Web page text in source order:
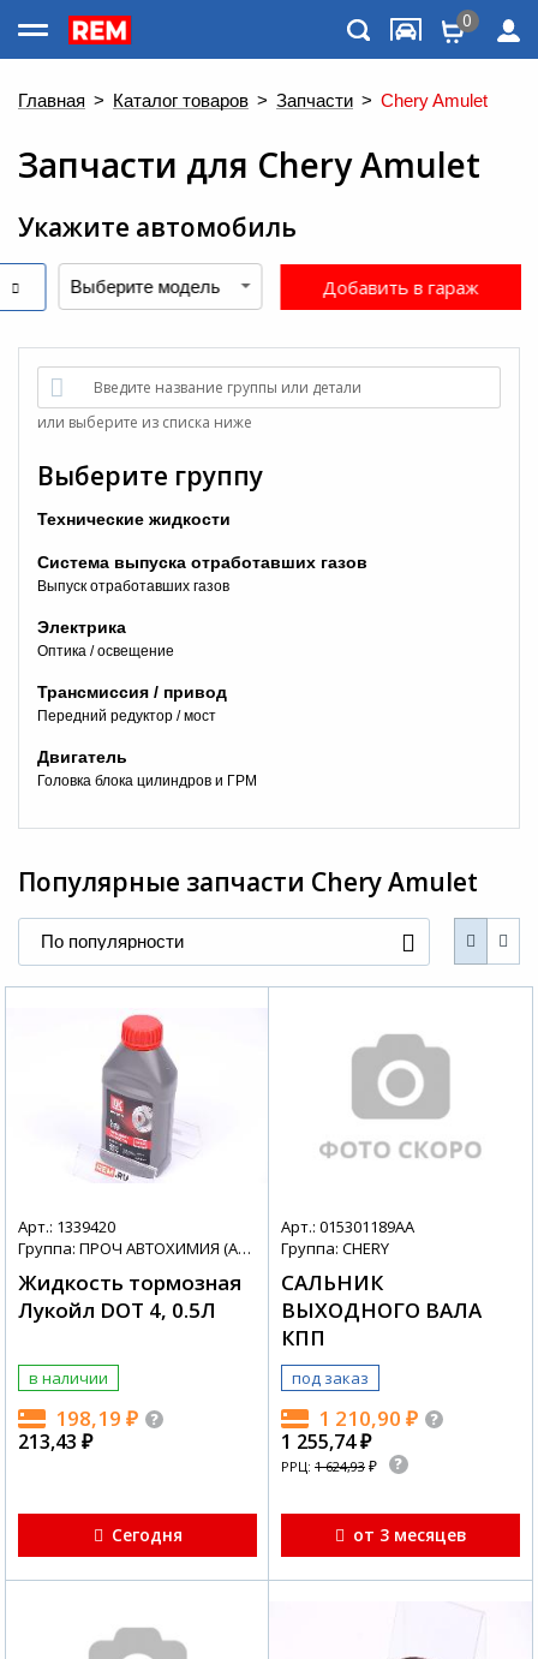
Каталог товаров
Меню
+7 (495) 025-03-03
0
Главная > Каталог товаров > Запчасти > Chery Amulet
Запчасти для Chery Amulet
Укажите автомобиль
Добавить в гараж
Введите название группы или детали
или выберите из списка ниже
Выберите группу
Технические жидкости
Система выпуска отработавших газов
Выпуск отработавших газов
Электрика
Оптика / освещение
Трансмиссия / привод
Передний редуктор / мост
Двигатель
Головка блока цилиндров и ГРМ
Популярные запчасти Chery Amulet
По популярности
Арт.: 1339420
Группа: ПРОЧ АВТОХИМИЯ (АВТОХИМИЯ + МАСЛА)
Жидкость тормозная
Лукойл DOT 4, 0.5Л
в наличии
198,19 ₽
213,43 ₽
Сегодня
Арт.: 015301189AA
Группа: CHERY
САЛЬНИК
ВЫХОДНОГО ВАЛА
КПП
под заказ
1 210,90 ₽
1 255,74₽
РРЦ: 1 624,93 ₽
от 3 месяцев